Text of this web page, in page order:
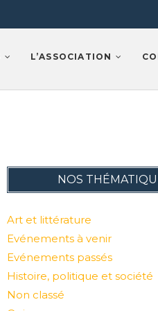
L’ASSOCIATION
NOS
Art et littérature
Evénements à venir
Evénements passés
Histoire, politique et société
Non classé